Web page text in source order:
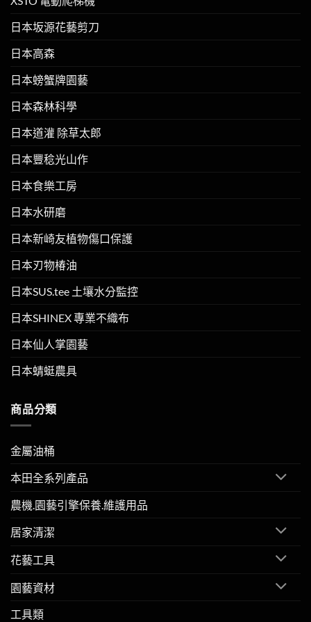
日本坂源花藝剪刀
日本高森
日本螃蟹牌園藝
日本森林科學
日本道灌 除草太郎
日本豐稔光山作
日本食樂工房
日本水研磨
日本新崎友植物傷口保護
日本刃物椿油
日本SUS.tee 土壤水分監控
日本SHINEX 專業不織布
日本仙人掌園藝
日本蜻蜓農具
商品分類
金屬油桶
本田全系列產品
農機.園藝引擎保養.維護用品
居家清潔
花藝工具
園藝資材
工具類